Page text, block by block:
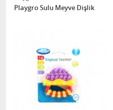
Playgro Sulu Meyve Dişlik